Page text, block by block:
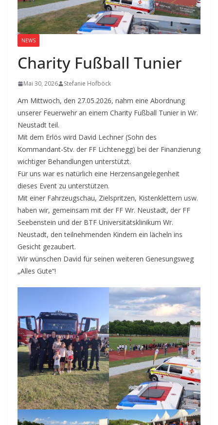
NEWS
Charity Fußball Tunier
Mai 30, 2026 Stefanie Hofböck
Am Mittwoch, den 27.05.2026, nahm eine Abordnung
unserer Feuerwehr an einem Charity Fußball Tunier in Wr.
Neustadt teil.
Mit dem Erlös wird David Lechner (Sohn des
Kommandant-Stv. der FF Lichtenegg) bei der Finanzierung
wichtiger Behandlungen unterstützt.
Für uns war es natürlich eine Herzensangelegenheit
dieses Event zu unterstützen.
Mit einer Fahrzeugschau, Zielspritzen, Kistenklettern usw.
haben wir, gemeinsam mit der FF Wr. Neustadt, der FF
Seebenstein und der BTF Universitätsklinikum Wr.
Neustadt, den teilnehmenden Kindern ein lächeln ins
Gesicht gezaubert.
Wir wünschen David für seinen weiteren Genesungsweg
„Alles Gute“!